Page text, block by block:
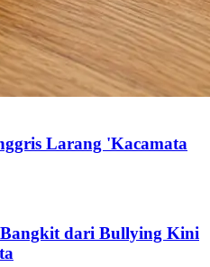
Larang 'Kacamata
Bangkit dari Bullying Kini